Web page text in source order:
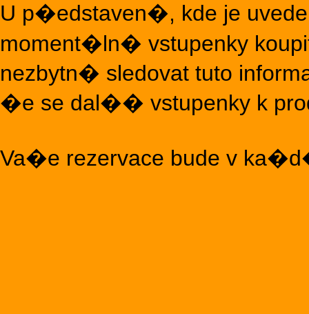
U p�edstaven�, kde je
moment�ln� vstupenky
nezbytn� sledovat tuto
�e se dal�� vstupenky k
Va�e rezervace bude v